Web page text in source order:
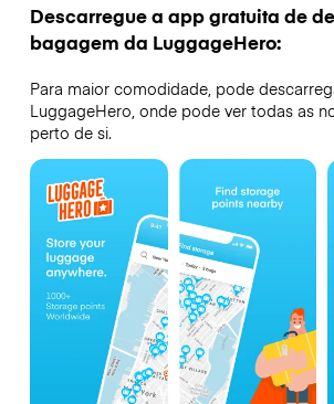
Descarregue a app gratuita de
bagagem da LuggageHero:
Para maior comodidade, pode
LuggageHero, onde pode ver todas as
perto de si.